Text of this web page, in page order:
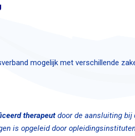
mogelijk met verschillende
therapeutdoor de aansluiting bij
is opgeleid door